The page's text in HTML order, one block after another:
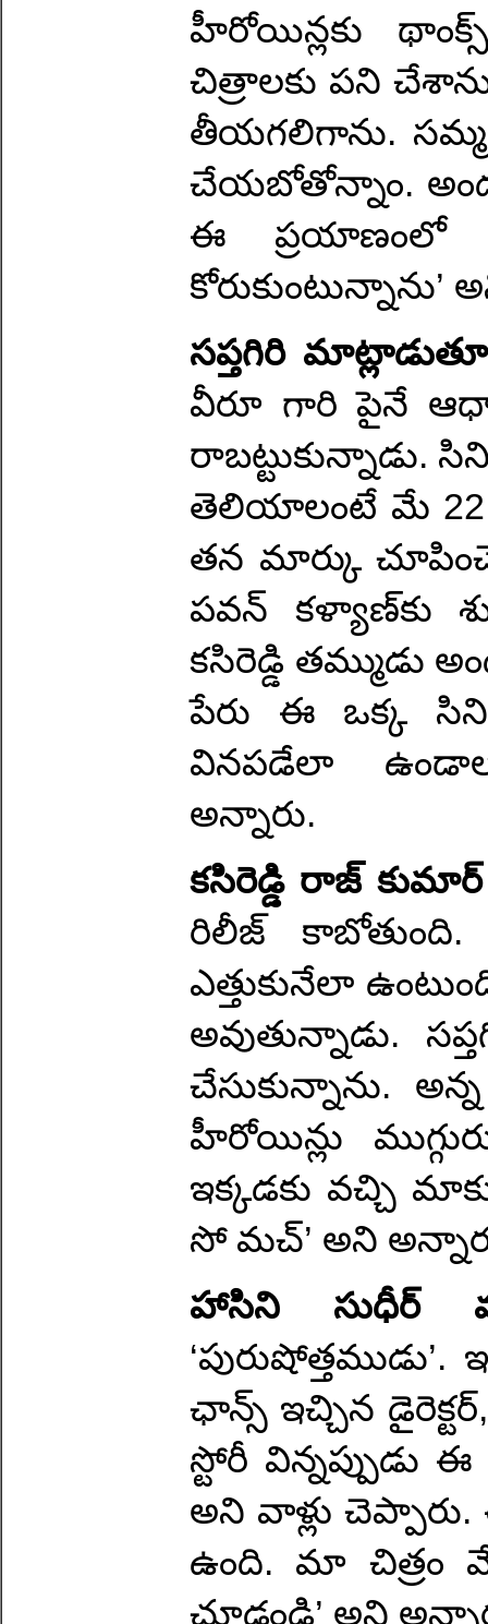
హీరోయిన్లకు
చిత్రాలకు పని
తీయగలిగాను.
చేయబోతోన్నాం.
ఈ ప్రయాణంలో
కోరుకుంటున్నాను’
సప్తగిరి మాట్లాడుతూ
వీరూ గారి పైనే
రాబట్టుకున్నాడు.
తెలియాలంటే మే 22
తన మార్కు
పవన్ కళ్యాణ్‌కు
కసిరెడ్డి తమ్ముడు
పేరు ఈ ఒక్క
వినపడేలా
అన్నారు.
కసిరెడ్డి రాజ్
రిలీజ్
ఎత్తుకునేలా
అవుతున్నాడు.
చేసుకున్నాను.
హీరోయిన్లు
ఇక్కడకు వచ్చి
సో మచ్’ అని
హాసిని సుధీర్
ఛాన్స్ ఇచ్చిన
స్టోరీ
అని వాళ్లు
ఉంది. మా చిత్రం
చూడండి’ అని